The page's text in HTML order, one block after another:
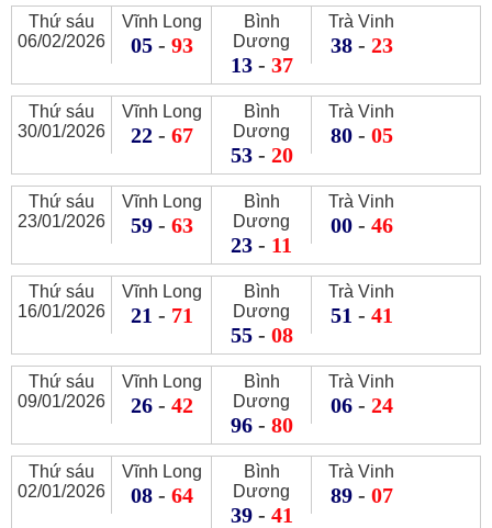
Thứ sáu
06/02/2026
Vĩnh Long
05- 93
Bình
Dương
13- 37
Trà Vinh
38- 23
Thứ sáu
30/01/2026
Vĩnh Long
22- 67
Bình
Dương
53- 20
Trà Vinh
80- 05
Thứ sáu
23/01/2026
Vĩnh Long
59- 63
Bình
Dương
23 - 11
Trà Vinh
00- 46
Thứ sáu
16/01/2026
Vĩnh Long
21 - 71
Bình
Dương
55- 08
Trà Vinh
51 - 41
Thứ sáu
09/01/2026
Vĩnh Long
26- 42
Bình
Dương
96- 80
Trà Vinh
06- 24
Thứ sáu
02/01/2026
Vĩnh Long
08- 64
Bình
Dương
39- 41
Trà Vinh
89- 07